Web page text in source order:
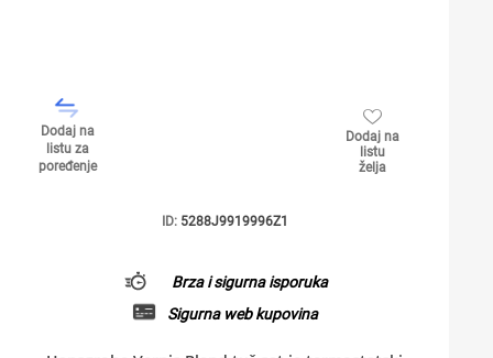
Dodaj na
listu za
poređenje
Dodaj na
listu
želja
ID: 5288J9919996Z1
Brza i sigurna isporuka
Sigurna web kupovina